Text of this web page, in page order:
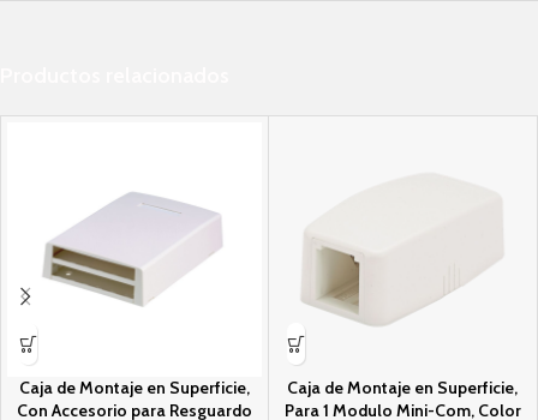
Caja de Montaje en Superficie,
Con Accesorio para Resguardo
Caja de Montaje en Superficie,
Para 1 Modulo Mini-Com, Color